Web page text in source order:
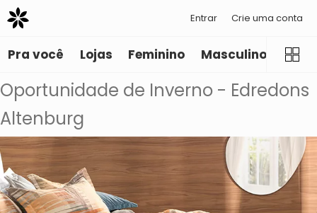
Entrar Crie uma conta
Pra você Lojas Feminino Masculino
Oportunidade de Inverno - Edredons
Altenburg